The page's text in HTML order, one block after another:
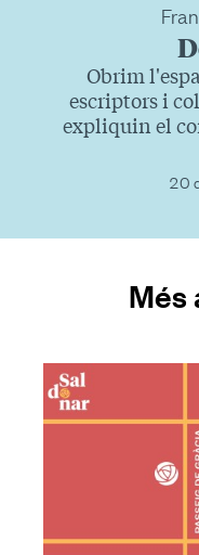
Obrim
escriptors i
expliquin el
20
Més